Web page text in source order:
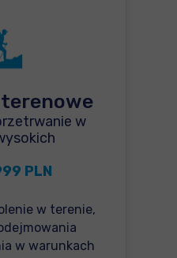
w
PLN
w terenie,
w warunkach